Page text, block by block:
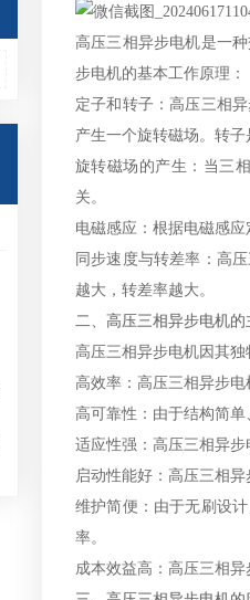
高压三相异步电机是一
步电机的基本工作原理：
定子和转子 ：高压三相
产生一个旋转磁场。转子
旋转磁场的产生 ：当三
关。
电磁感应 ：根据电磁感
同步速度与转差率 ：高
越大，转差率越大。
二、高压三相异步电机的
高压三相异步电机因其
高效率 ：高压三相异步
高可靠性 ：由于结构简
适应性强 ：高压三相异
启动性能好 ：高压三相
维护简便 ：由于无刷设
率。
成本效益高 ：高压三相